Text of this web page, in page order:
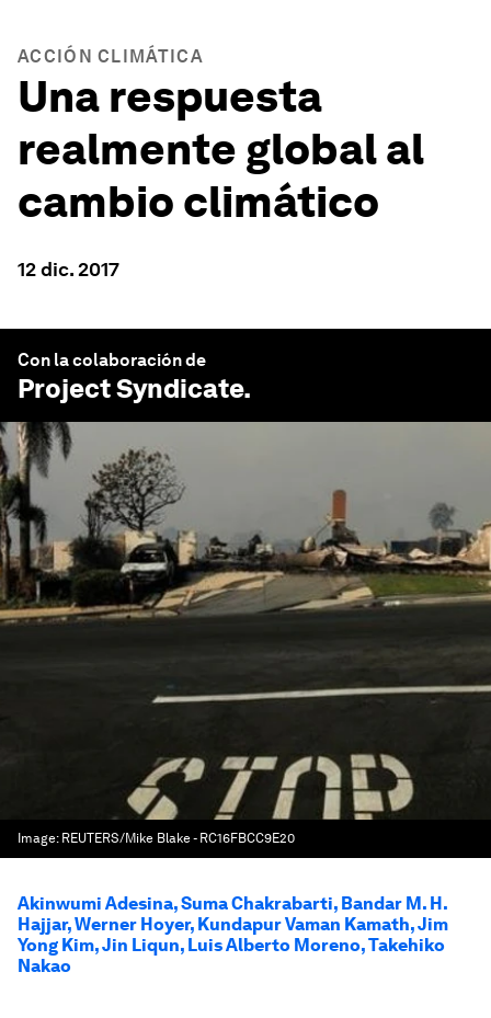
ACCIÓN CLIMÁTICA
Una respuesta
realmente global al
cambio climático
12 dic. 2017
Con la colaboración de
Project Syndicate.
Image: REUTERS/Mike Blake - RC16FBCC9E20
Akinwumi Adesina, Suma Chakrabarti, Bandar M. H.
Hajjar, Werner Hoyer, Kundapur Vaman Kamath, Jim
Yong Kim, Jin Liqun, Luis Alberto Moreno, Takehiko
Nakao